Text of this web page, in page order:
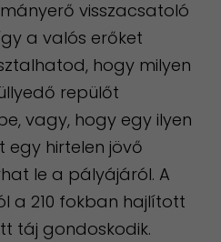
visszacsatoló
a valós erőket
hogy milyen
repülőt
vagy, hogy egy ilyen
egy hirtelen jövő
le a pályájáról. A
a 210 fokban hajlított
táj gondoskodik.